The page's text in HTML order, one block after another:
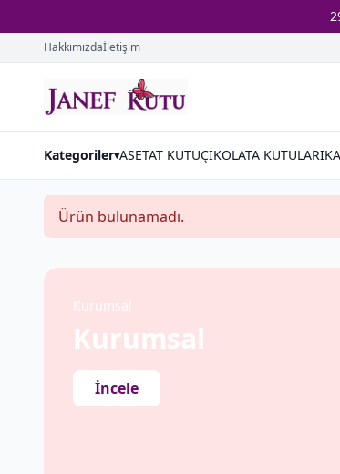
Hakkımızdaİletişim
Kategoriler▾ASETAT KUTUÇİKOLATA KUTULARI
Ürün bulunamadı.
Kurumsal
Kurumsal
İncele